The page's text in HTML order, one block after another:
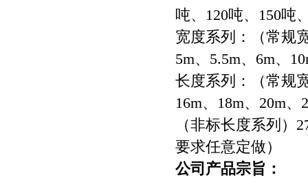
吨、120吨、150吨
宽度系列：（常规
5m、5.5m、6m、
长度系列：（常规
16m、18m、20m、
（非标长度系列）
要求任意定做）
公司产品宗旨：